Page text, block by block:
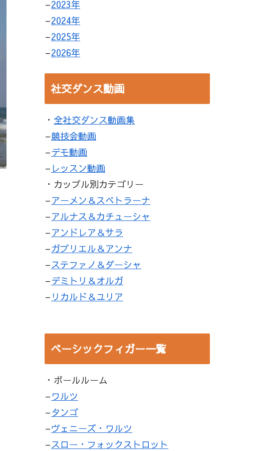
–2023年
–2024年
–2025年
–2026年
社交ダンス動画
・ 全社交ダンス動画集
–競技会動画
–デモ動画
– レッスン動画
・カップル別カテゴリー
–アーメン＆スベトラーナ
–アルナス＆カチューシャ
–アンドレア＆サラ
–ガブリエル＆アンナ
–ステファノ＆ダーシャ
–デミトリ＆オルガ
– リカルド＆ユリア
ベーシックフィガー一覧
・ボールルーム
– ワルツ
– タンゴ
–ヴェニーズ・ワルツ
–スロー・フォックストロット